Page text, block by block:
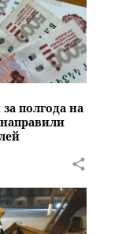
полгода на